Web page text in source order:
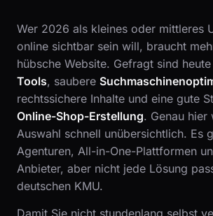
Wer 2026 als kleines oder mittleres
online sichtbar sein will, braucht
hübsche Website. Gefragt sind
Tools, saubere
rechtssichere Inhalte und eine gute
Online-Shop-Erstellung. Genau hier
Auswahl schnell unübersichtlich. Es
Agenturen, All-in-One-Plattformen
Anbieter, aber nicht jede Lösung
deutschen KMU.